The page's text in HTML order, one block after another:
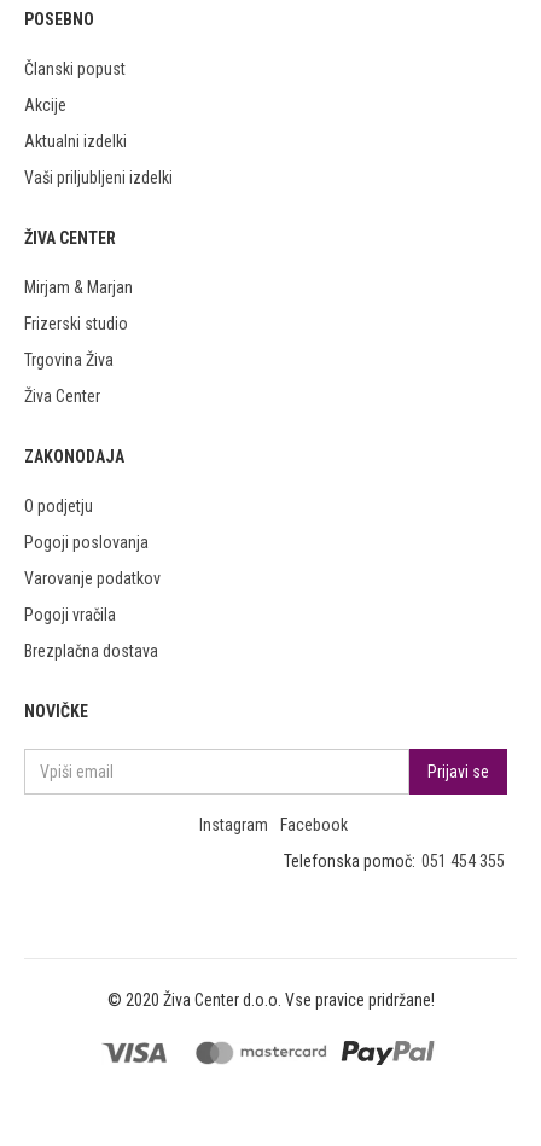
POSEBNO
Članski popust
Akcije
Aktualni izdelki
Vaši priljubljeni izdelki
ŽIVA CENTER
Mirjam & Marjan
Frizerski studio
Trgovina Živa
Živa Center
ZAKONODAJA
O podjetju
Pogoji poslovanja
Varovanje podatkov
Pogoji vračila
Brezplačna dostava
NOVIČKE
Instagram
Facebook
Telefonska pomoč: 051 454 355
© 2020 Živa Center d.o.o. Vse pravice pridržane!